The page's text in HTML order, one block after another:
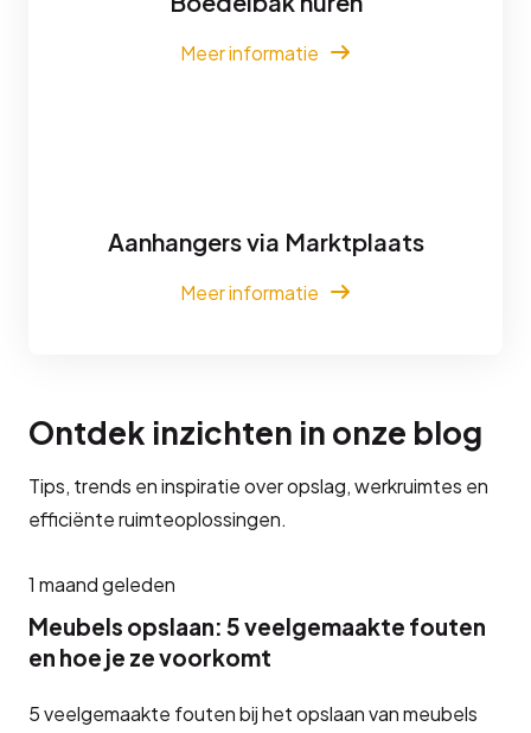
Meer informatie
Aanhangers via Marktplaats
Meer informatie
Ontdek inzichten in onze blog
Tips, trends en inspiratie over opslag, werkruimtes en
efficiënte ruimteoplossingen.
1 maand geleden
Meubels opslaan: 5 veelgemaakte fouten
en hoe je ze voorkomt
5 veelgemaakte fouten bij het opslaan van meubels